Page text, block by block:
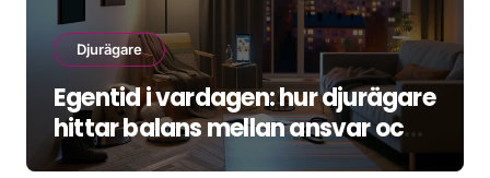
Djurägare
Egentid i vardagen: hur djurägare
hittar balans mellan ansvar och
återhämtning